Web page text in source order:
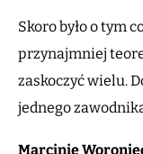
Skoro było o tym
przynajmniej
zaskoczyć wielu.
jednego
Marcinie